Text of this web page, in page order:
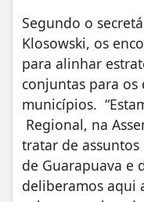
Segundo o
Klosowski, os
para alinhar
conjuntas para
municípios.
Regional, na
tratar de
de Guarapuava e
deliberamos aqui